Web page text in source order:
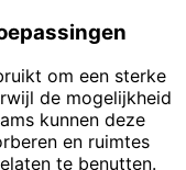
om een sterke
de mogelijkheid
kunnen deze
en ruimtes
te benutten.